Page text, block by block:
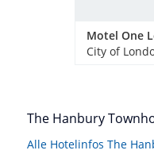
City of
The Hanbury
Alle Hotelinfos The